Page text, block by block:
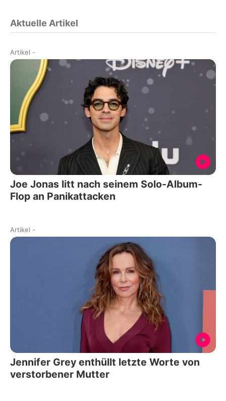
Aktuelle Artikel
Artikel -
Joe Jonas litt nach seinem Solo-Album-
Flop an Panikattacken
Artikel -
Jennifer Grey enthüllt letzte Worte von
verstorbener Mutter